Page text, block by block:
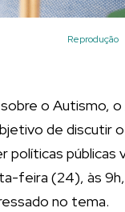
Reprodução
o Autismo, o
de
públicas
feira (24), às
no tema.